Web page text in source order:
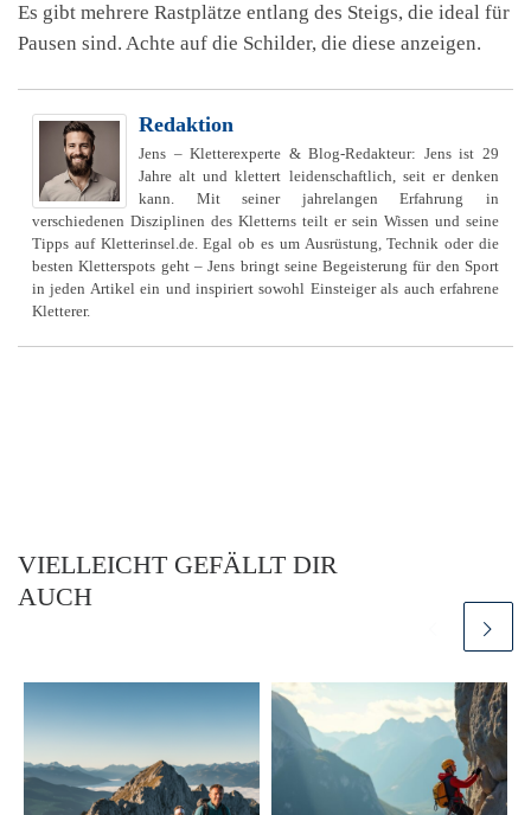
Es gibt mehrere Rastplätze entlang des Steigs, die ideal für
Pausen sind. Achte auf die Schilder, die diese anzeigen.
Redaktion
Jens – Kletterexperte & Blog-Redakteur: Jens ist 29
Jahre alt und klettert leidenschaftlich, seit er denken
kann. Mit seiner jahrelangen Erfahrung in
verschiedenen Disziplinen des Kletterns teilt er sein Wissen und seine
Tipps auf Kletterinsel.de. Egal ob es um Ausrüstung, Technik oder die
besten Kletterspots geht – Jens bringt seine Begeisterung für den Sport
in jeden Artikel ein und inspiriert sowohl Einsteiger als auch erfahrene
Kletterer.
VIELLEICHT GEFÄLLT DIR
AUCH